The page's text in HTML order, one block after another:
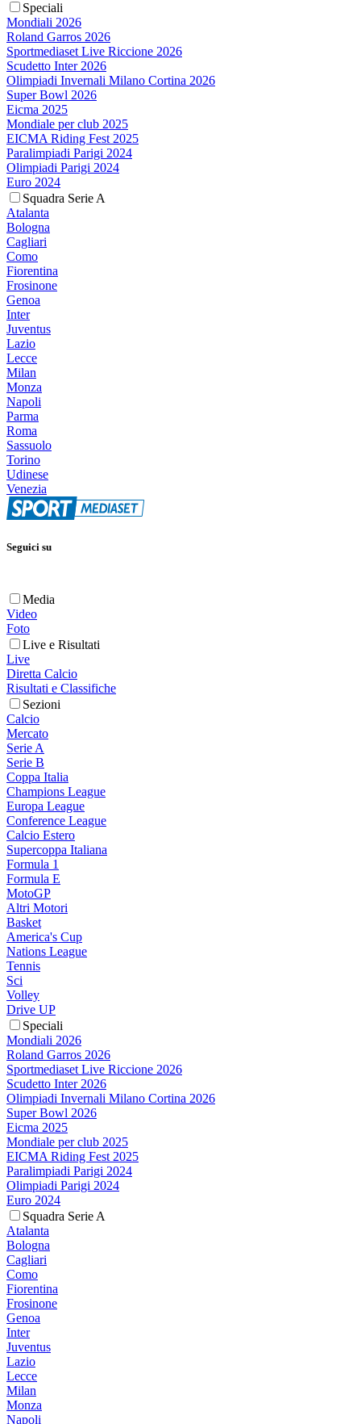
Speciali
Mondiali 2026
Roland Garros 2026
Sportmediaset Live Riccione 2026
Scudetto Inter 2026
Olimpiadi Invernali Milano Cortina 2026
Super Bowl 2026
Eicma 2025
Mondiale per club 2025
EICMA Riding Fest 2025
Paralimpiadi Parigi 2024
Olimpiadi Parigi 2024
Euro 2024
Squadra Serie A
Atalanta
Bologna
Cagliari
Como
Fiorentina
Frosinone
Genoa
Inter
Juventus
Lazio
Lecce
Milan
Monza
Napoli
Parma
Roma
Sassuolo
Torino
Udinese
Venezia
Seguici su
Media
Video
Foto
Live e Risultati
Live
Diretta Calcio
Risultati e Classifiche
Sezioni
Calcio
Mercato
Serie A
Serie B
Coppa Italia
Champions League
Europa League
Conference League
Calcio Estero
Supercoppa Italiana
Formula 1
Formula E
MotoGP
Altri Motori
Basket
America's Cup
Nations League
Tennis
Sci
Volley
Drive UP
Speciali
Mondiali 2026
Roland Garros 2026
Sportmediaset Live Riccione 2026
Scudetto Inter 2026
Olimpiadi Invernali Milano Cortina 2026
Super Bowl 2026
Eicma 2025
Mondiale per club 2025
EICMA Riding Fest 2025
Paralimpiadi Parigi 2024
Olimpiadi Parigi 2024
Euro 2024
Squadra Serie A
Atalanta
Bologna
Cagliari
Como
Fiorentina
Frosinone
Genoa
Inter
Juventus
Lazio
Lecce
Milan
Monza
Napoli